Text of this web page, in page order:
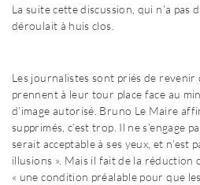
La suite cette discussion, qui n’a pas
déroulait à huis clos.
Les journalistes sont priés de revenir
prennent à leur tour place face au
d’image autorisé. Bruno Le Maire
supprimés, c’est trop. Il ne s’engage
serait acceptable à ses yeux, et n’est
illusions ». Mais il fait de la réduction
« une condition préalable pour que